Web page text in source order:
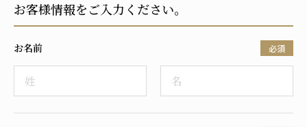
ご入居までの流れ
介護保険の仕組み
FAQ
運営会社
プライバシーポリシー
お客様情報をご入力ください。
お名前 必須